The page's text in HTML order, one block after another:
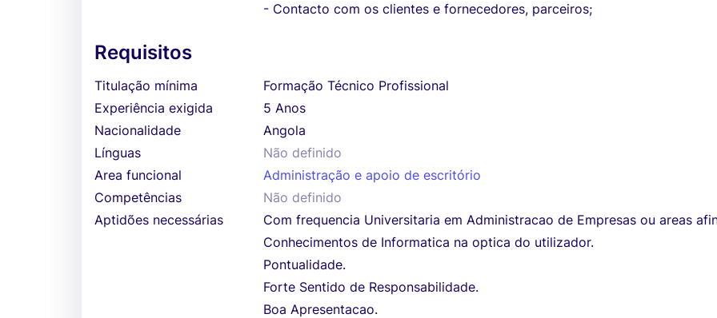
- Contacto com os clientes e fornecedores, parceiros;
Requisitos
Titulação mínima
Formação Técnico Profissional
Experiência exigida
5 Anos
Nacionalidade
Angola
Línguas
Não definido
Area funcional
Administração e apoio de escritório
Competências
Não definido
Aptidões necessárias
Com frequencia Universitaria em Administracao de Empresas ou areas
Conhecimentos de Informatica na optica do utilizador.
Pontualidade.
Forte Sentido de Responsabilidade.
Boa Apresentacao.